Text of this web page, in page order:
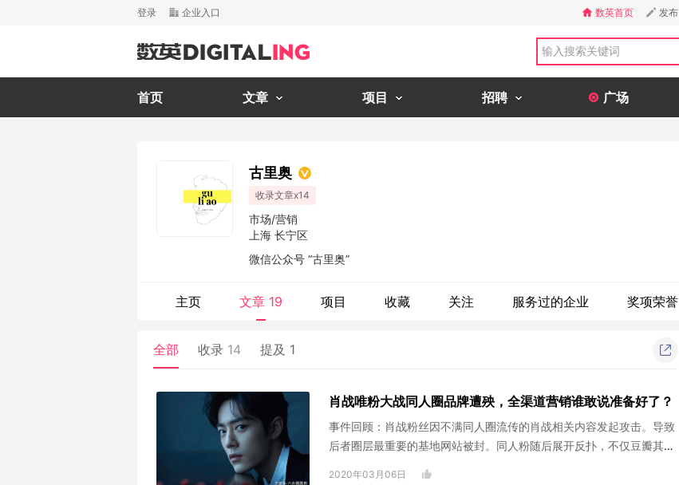
登录 企业入口 数英首页 发布
首页 文章 项目 招聘 广场
古里奥
收录文章x14
市场/营销
上海 长宁区
微信公众号 “古里奥”
主页 文章 19 项目 收藏 关注 服务过的企业 奖项荣誉
全部 收录 14 提及 1
肖战唯粉大战同人圈品牌遭殃，全渠道营销谁敢说准备好了？
事件回顾：肖战粉丝因不满同人圈流传的肖战相关内容发起攻击。导致
后者圈层最重要的基地网站被封。同人粉随后展开反扑，不仅豆瓣其作
2020年03月06日